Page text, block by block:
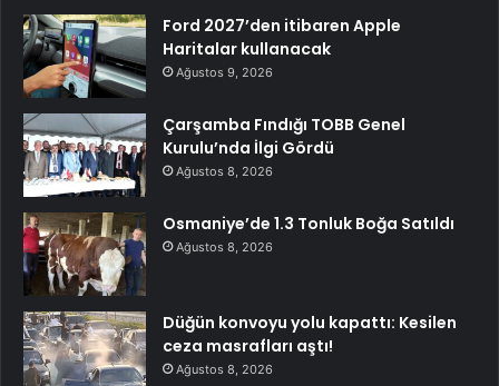
Ford 2027’den itibaren Apple
Haritalar kullanacak
Ağustos 9, 2026
Çarşamba Fındığı TOBB Genel
Kurulu’nda İlgi Gördü
Ağustos 8, 2026
Osmaniye’de 1.3 Tonluk Boğa Satıldı
Ağustos 8, 2026
Düğün konvoyu yolu kapattı: Kesilen
ceza masrafları aştı!
Ağustos 8, 2026